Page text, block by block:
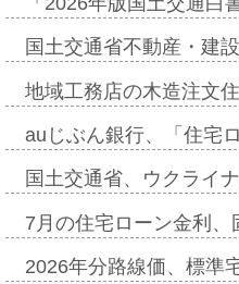
国土交通省不動産・建
地域工務店の木造注文
auじぶん銀行、「住宅
国土交通省、ウクライ
7月の住宅ローン金利
2026年分路線価、標準